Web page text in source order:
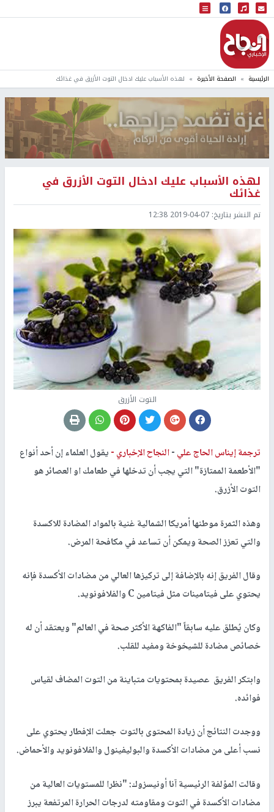
البث المباشر
إذاعة النجاح
الرئيسية الصفحة الأخيرة لهذه الأسباب عليك ادخال التوت الأزرق في غذائك
لهذه الأسباب عليك ادخال التوت الأزرق في
غذائك
تم النشر بتاريخ: 2019-04-07 12:38
التوت الأزرق
ترجمة إيناس الحاج علي-النجاح الإخباري -يقول العلماء إن أحد أنواع
"الأطعمة الممتازة" التي يجب أن تدخلها في طعامك او العصائر هو
التوت الأزرق.
وهذه الثمرة موطنها أمريكا الشمالية غنية بالمواد المضادة للاكسدة
والتي تعزز الصحة ويمكن أن تساعد في مكافحة المرض.
وقال الفريق إنه بالإضافة إلى تركيزها العالي من مضادات الأكسدة فإنه
يحتوي على فيتامينات مثل فيتامين C والفلافونويد.
وكان يُطلق عليه سابقاً "الفاكهة الأكثر صحة في العالم" ويعتقد أن له
خصائص مضادة للشيخوخة ومفيد للقلب.
وابتكر الفريق عصيدة بمحتويات متباينة من التوت المضاف لقياس
فوائده.
ووجدت النتائج أن زيادة المحتوى بالتوت جعلت الإفطار يحتوي على
نسب أعلى من مضادات الأكسدة والبوليفينول والفلافونويد والأحماض.
وقالت المؤلفة الرئيسية آنا أونيسزوك: "نظرا للمستويات العالية من
مضادات الأكسدة في التوت ومقاومته لدرجات الحرارة المرتفعة يبرز